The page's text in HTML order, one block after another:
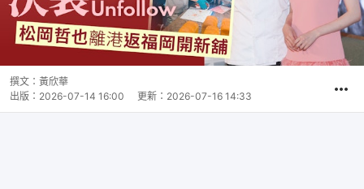
撰文： 黃欣華
出版： 2026-07-14 16:00 更新： 2026-07-16 14:33